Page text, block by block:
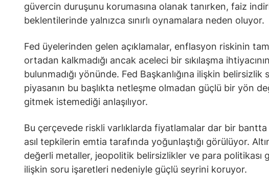
güvercin duruşunu korumasına olanak tanırken, faiz
beklentilerinde yalnızca sınırlı oynamalara neden oluyor.
Fed üyelerinden gelen açıklamalar, enflasyon riskinin
ortadan kalkmadığı ancak aceleci bir sıkılaşma
bulunmadığı yönünde. Fed Başkanlığına ilişkin belirsizlik
piyasanın bu başlıkta netleşme olmadan güçlü bir yön
gitmek istemediği anlaşılıyor.
Bu çerçevede riskli varlıklarda fiyatlamalar dar bir
asıl tepkilerin emtia tarafında yoğunlaştığı görülüyor.
değerli metaller, jeopolitik belirsizlikler ve para politikası
ilişkin soru işaretleri nedeniyle güçlü seyrini koruyor.